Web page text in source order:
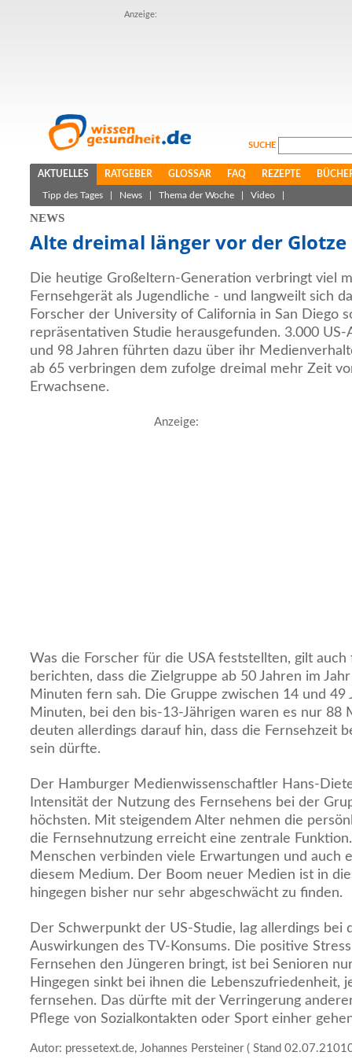
Anzeige:
SUCHE
AKTUELLES RATGEBER GLOSSAR FAQ REZEPTE
Tipp des Tages News Thema der Woche Video
NEWS
Alte dreimal länger vor der Glotze
Die heutige Großeltern-Generation verbringt viel
Fernsehgerät als Jugendliche - und langweilt sich
Forscher der University of California in San Diego
repräsentativen Studie herausgefunden. 3.000
und 98 Jahren führten dazu über ihr
ab 65 verbringen dem zufolge dreimal mehr Zeit
Erwachsene.
Anzeige:
Was die Forscher für die USA feststellten, gilt
berichten, dass die Zielgruppe ab 50 Jahren im
Minuten fern sah. Die Gruppe zwischen 14 und 49
Minuten, bei den bis-13-Jährigen waren es nur 88
deuten allerdings darauf hin, dass die Fernsehzeit
sein dürfte.
Der Hamburger Medienwissenschaftler Hans-
Intensität der Nutzung des Fernsehens bei der
höchsten. Mit steigendem Alter nehmen die
die Fernsehnutzung erreicht eine zentrale
Menschen verbinden viele Erwartungen und auch
diesem Medium. Der Boom neuer Medien ist in
hingegen bisher nur sehr abgeschwächt zu finden.
Der Schwerpunkt der US-Studie, lag allerdings bei
Auswirkungen des TV-Konsums. Die positive
Fernsehen den Jüngeren bringt, ist bei Senioren
Hingegen sinkt bei ihnen die Lebenszufriedenheit,
fernsehen. Das dürfte mit der Verringerung
Pflege von Sozialkontakten oder Sport einher
Autor: pressetext.de, Johannes Persteiner ( Stand